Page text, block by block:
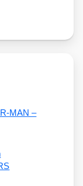
MAN –